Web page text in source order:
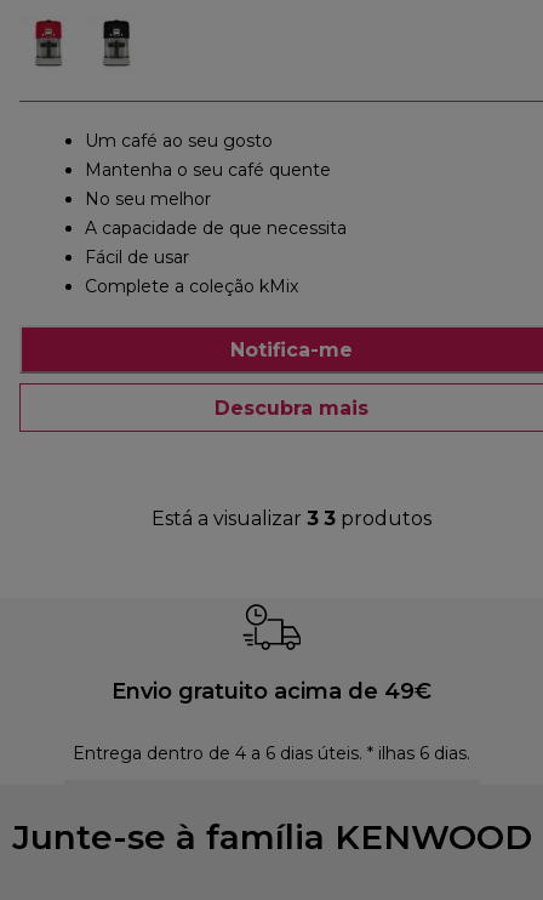
Um café ao seu gosto
Mantenha o seu café quente
No seu melhor
A capacidade de que necessita
Fácil de usar
Complete a coleção kMix
Notifica-me
Descubra mais
Está a visualizar 3 3produtos
Envio gratuito acima de 49€
Entrega dentro de 4 a 6 dias úteis. * ilhas 6 dias.
Junte-se à família KENWOOD